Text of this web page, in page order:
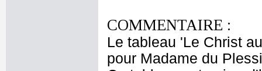
COMMENTAIRE :
Le tableau 'Le Christ
pour Madame du